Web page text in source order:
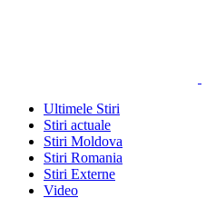
Ultimele Stiri
Stiri actuale
Stiri Moldova
Stiri Romania
Stiri Externe
Video